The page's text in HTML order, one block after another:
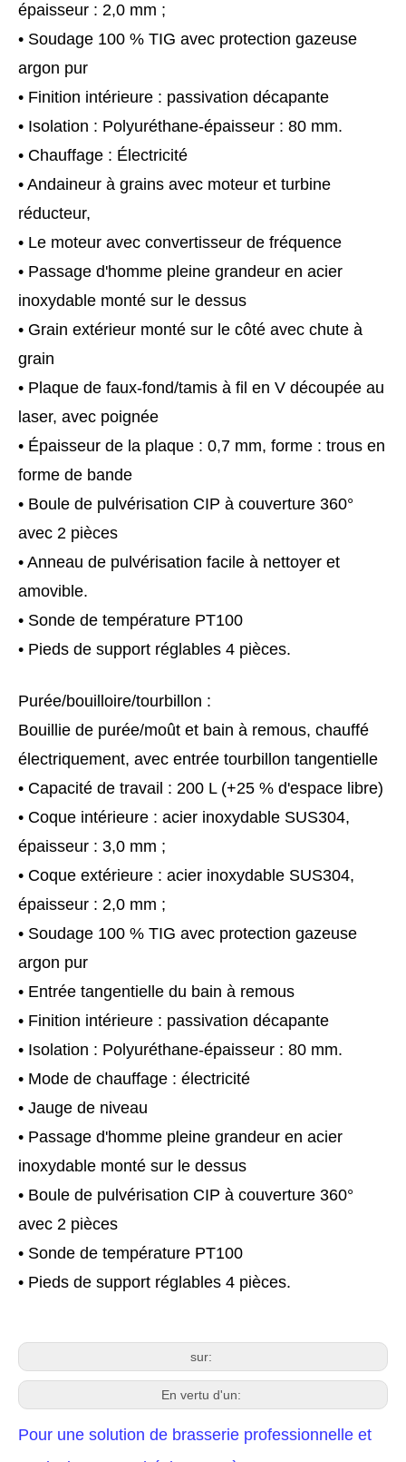
épaisseur : 2,0 mm ;
• Soudage 100 % TIG avec protection gazeuse
argon pur
• Finition intérieure : passivation décapante
• Isolation : Polyuréthane-épaisseur : 80 mm.
• Chauffage : Électricité
• Andaineur à grains avec moteur et turbine
réducteur,
• Le moteur avec convertisseur de fréquence
• Passage d'homme pleine grandeur en acier
inoxydable monté sur le dessus
• Grain extérieur monté sur le côté avec chute à
grain
• Plaque de faux-fond/tamis à fil en V découpée au
laser, avec poignée
• Épaisseur de la plaque : 0,7 mm, forme : trous en
forme de bande
• Boule de pulvérisation CIP à couverture 360°
avec 2 pièces
• Anneau de pulvérisation facile à nettoyer et
amovible.
• Sonde de température PT100
• Pieds de support réglables 4 pièces.
Purée/bouilloire/tourbillon :
Bouillie de purée/moût et bain à remous, chauffé
électriquement, avec entrée tourbillon tangentielle
• Capacité de travail : 200 L (+25 % d'espace libre)
• Coque intérieure : acier inoxydable SUS304,
épaisseur : 3,0 mm ;
• Coque extérieure : acier inoxydable SUS304,
épaisseur : 2,0 mm ;
• Soudage 100 % TIG avec protection gazeuse
argon pur
• Entrée tangentielle du bain à remous
• Finition intérieure : passivation décapante
• Isolation : Polyuréthane-épaisseur : 80 mm.
• Mode de chauffage : électricité
• Jauge de niveau
• Passage d'homme pleine grandeur en acier
inoxydable monté sur le dessus
• Boule de pulvérisation CIP à couverture 360°
avec 2 pièces
• Sonde de température PT100
• Pieds de support réglables 4 pièces.
sur:
En vertu d'un:
Pour une solution de brasserie professionnelle et